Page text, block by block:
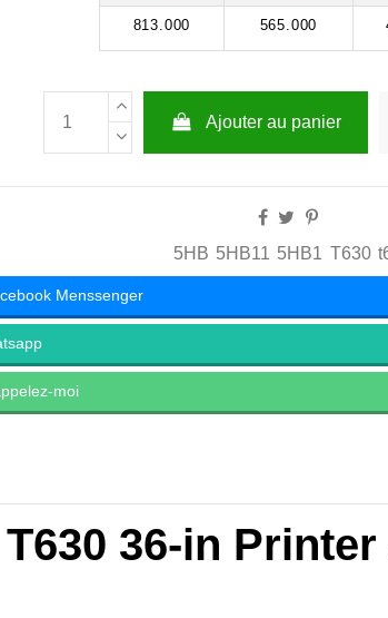
813.000 565.000
Ajouter au panier
5HB 5HB11 5HB1 T630
Menssenger
moi
36-in Printer